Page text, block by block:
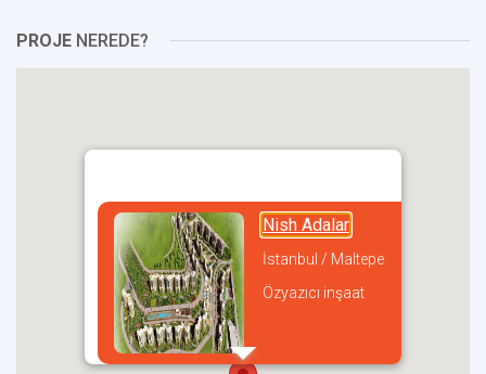
PROJE NEREDE?
Nish Adalar
İstanbul / Maltepe
Özyazıcı inşaat